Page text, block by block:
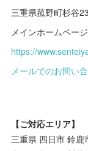
三重県菰野町杉谷
メインホームペー
https://
メールでのお問い
【ご対応エリア】
三重県 四日市 鈴